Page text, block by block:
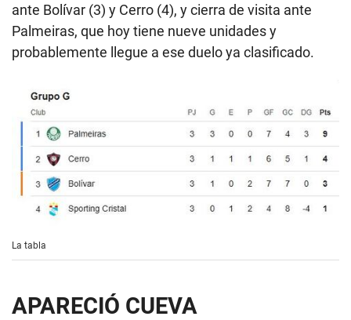
ante Bolívar (3) y Cerro (4), y cierra de visita ante
Palmeiras, que hoy tiene nueve unidades y
probablemente llegue a ese duelo ya clasificado.
La tabla
APARECIÓ CUEVA